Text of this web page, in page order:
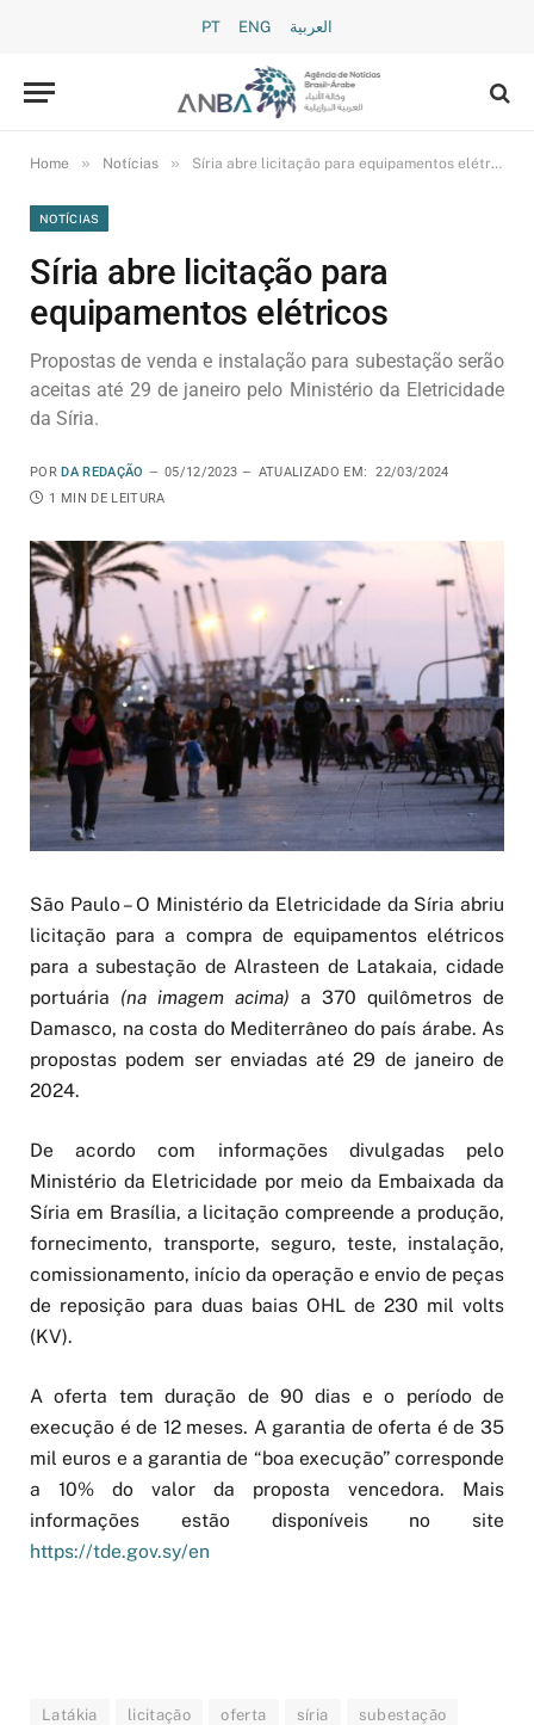
PT ENG العربية
Home » Notícias » Síria abre licitação para equipamentos elétricos
NOTÍCIAS
Síria abre licitação para
equipamentos elétricos
Propostas de venda e instalação para subestação serão
aceitas até 29 de janeiro pelo Ministério da Eletricidade
da Síria.
POR DA REDAÇÃO 05/12/2023 ATUALIZADO EM:
22/03/2024
1 MIN DE LEITURA
São Paulo – O Ministério da Eletricidade da Síria abriu
licitação para a compra de equipamentos elétricos
para a subestação de Alrasteen de Latakaia, cidade
portuária (na imagem acima) a 370 quilômetros de
Damasco, na costa do Mediterrâneo do país árabe. As
propostas podem ser enviadas até 29 de janeiro de
2024.
De acordo com informações divulgadas pelo
Ministério da Eletricidade por meio da Embaixada da
Síria em Brasília, a licitação compreende a produção,
fornecimento, transporte, seguro, teste, instalação,
comissionamento, início da operação e envio de peças
de reposição para duas baias OHL de 230 mil volts
(KV).
A oferta tem duração de 90 dias e o período de
execução é de 12 meses. A garantia de oferta é de 35
mil euros e a garantia de “boa execução” corresponde
a 10% do valor da proposta vencedora. Mais
informações estão disponíveis no site
https://tde.gov.sy/en
Latákia licitação oferta síria subestação